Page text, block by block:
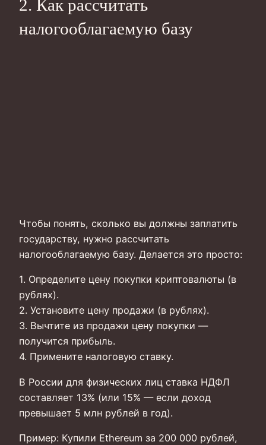
2. Как рассчитать
налогооблагаемую базу
Чтобы понять, сколько вы должны заплатить
государству, нужно рассчитать
налогооблагаемую базу. Делается это просто:
1. Определите цену покупки криптовалюты (в
рублях).
2. Установите цену продажи (в рублях).
3. Вычтите из продажи цену покупки —
получится прибыль.
4. Примените налоговую ставку.
В России для физических лиц ставка НДФЛ
составляет 13% (или 15% — если доход
превышает 5 млн рублей в год).
Пример: Купили Ethereum за 200 000 рублей,